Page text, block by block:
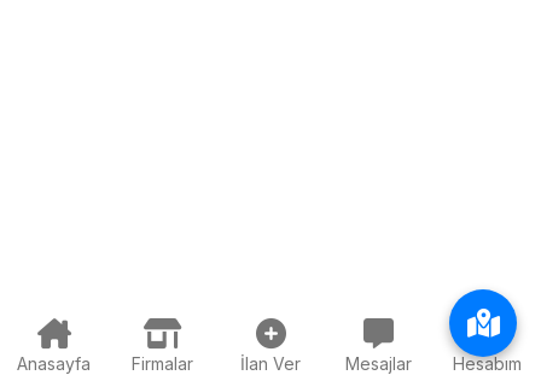
Anasayfa Firmalar İlan Ver Mesajlar Hesabım